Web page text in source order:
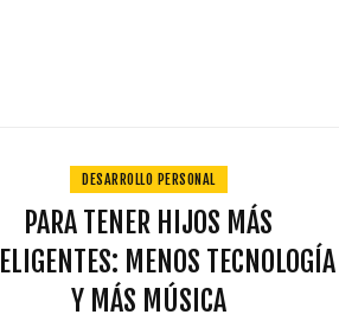
DESARROLLO PERSONAL
PARA TENER HIJOS MÁS
MENOS TECNOLOGÍA
Y MÁS MÚSICA